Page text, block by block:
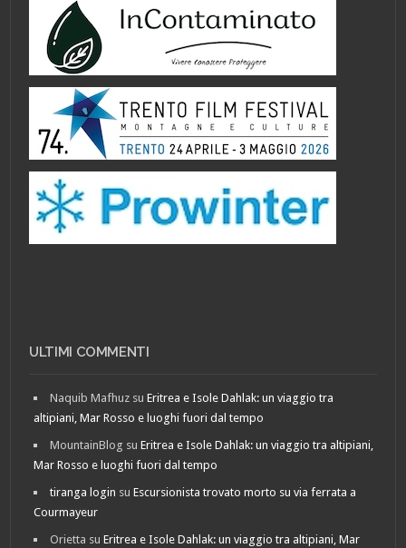
ULTIMI COMMENTI
Naquib Mafhuz suEritrea e Isole Dahlak: un viaggio tra
altipiani, Mar Rosso e luoghi fuori dal tempo
MountainBlog suEritrea e Isole Dahlak: un viaggio tra altipiani,
Mar Rosso e luoghi fuori dal tempo
tiranga login suEscursionista trovato morto su via ferrata a
Courmayeur
Orietta suEritrea e Isole Dahlak: un viaggio tra altipiani, Mar